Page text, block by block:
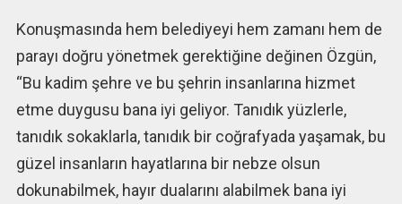
Konuşmasında hem belediyeyi hem zamanı hem de
parayı doğru yönetmek gerektiğine değinen Özgün,
“Bu kadim şehre ve bu şehrin insanlarına hizmet
etme duygusu bana iyi geliyor. Tanıdık yüzlerle,
tanıdık sokaklarla, tanıdık bir coğrafyada yaşamak, bu
güzel insanların hayatlarına bir nebze olsun
dokunabilmek, hayır dualarını alabilmek bana iyi